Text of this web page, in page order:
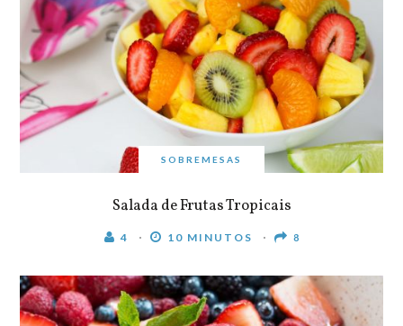
SOBREMESAS
Salada de Frutas Tropicais
4 10 MINUTOS 8